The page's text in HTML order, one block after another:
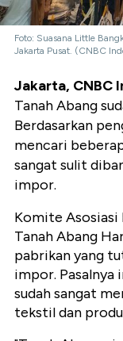
Foto: Suasana Little
Jakarta Pusat. (CNBC
Jakarta, CNBC
Tanah Abang
Berdasarkan
mencari
sangat sulit
impor.
Komite Asosiasi
Tanah Abang
pabrikan yang
impor. Pasalnya
sudah sangat
tekstil dan